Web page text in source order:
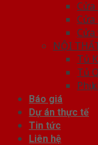
Cửa
Cửa
NỘI
Tủ
Tủ
Phụ
Báo giá
Dự án thực tế
Tin tức
Liên hệ